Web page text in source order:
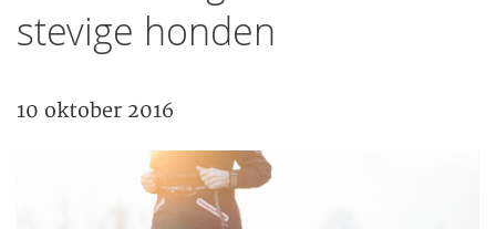
stevige honden
10 oktober 2016